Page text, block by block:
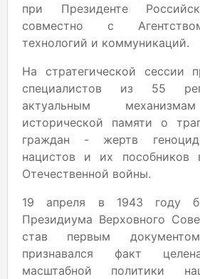
при Президенте
совместно с
технологий и коммуникаций.
На стратегической сессии
специалистов из 55
актуальным
исторической памяти о
граждан - жертв
нацистов и их пособников
Отечественной войны.
19 апреля в 1943 году
Президиума Верховного
став первым
признавался факт
масштабной политики